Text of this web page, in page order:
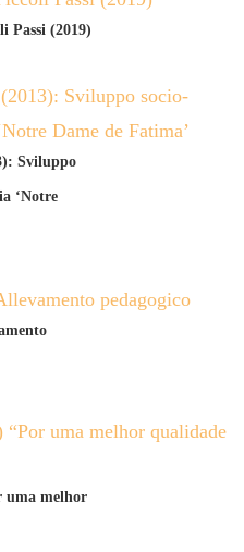
Passi (2019)
Sviluppo
‘Notre
uma melhor